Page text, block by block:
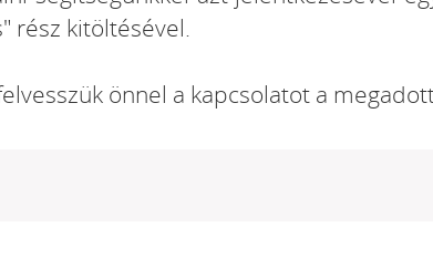
rész kitöltésével.
önnel a kapcsolatot a